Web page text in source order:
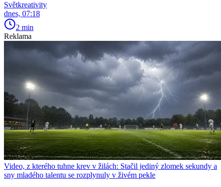
Světkreativity
dnes, 07:18
2 min
Reklama
Video, z kterého tuhne krev v žilách: Stačil jediný zlomek sekundy a
sny mladého talentu se rozplynuly v živém pekle